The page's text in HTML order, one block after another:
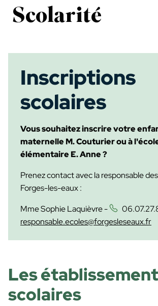
Scolarité
Inscriptions
scolaires
Vous souhaitez inscrire votre
maternelle M. Couturier ou à
élémentaire E. Anne ?
Prenez contact avec la responsable
Forges-les-eaux :
Mme Sophie Laquièvre -
responsable.ecoles@forgesleseaux.fr
Les
scolaires